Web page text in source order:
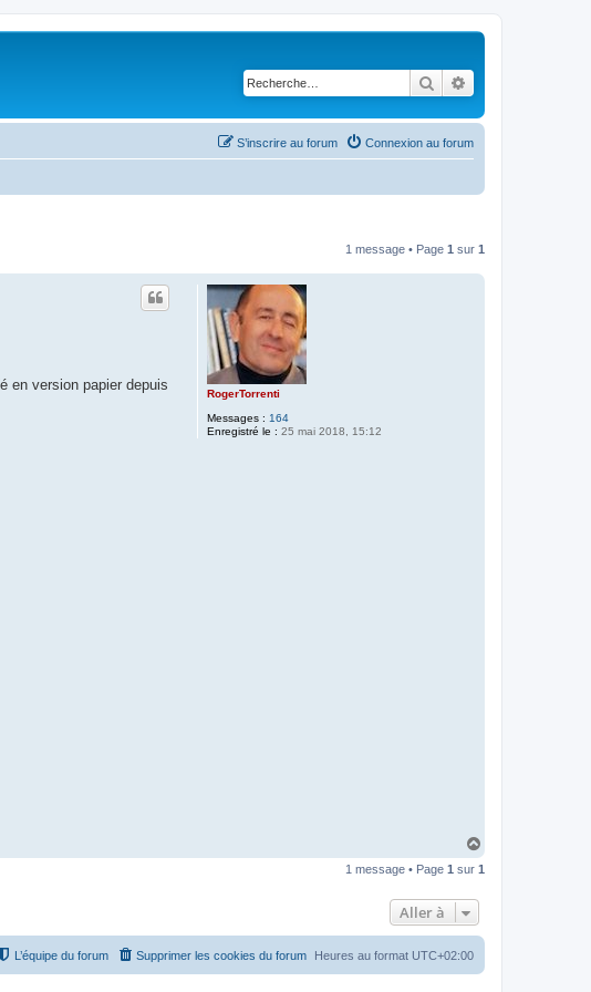
Rechercher
Connexion au forum
S’inscrire au forum
1 message • Page 1 sur 1
RogerTorrenti
Messages : 164
Enregistré le : 25 mai 2018, 15:12
en version papier depuis
u
1 message • Page 1 sur 1
Aller à
Heures au format UTC+02:00
Supprimer les cookies du forum
L’équipe du forum